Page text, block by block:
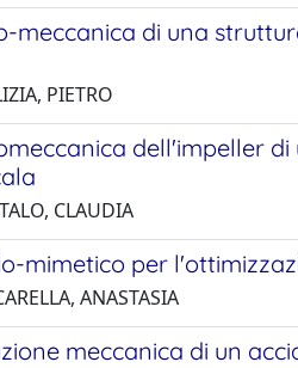
meccanica di una
PIETRO
dell'impeller
CLAUDIA
mimetico per
ANASTASIA
meccanica di un